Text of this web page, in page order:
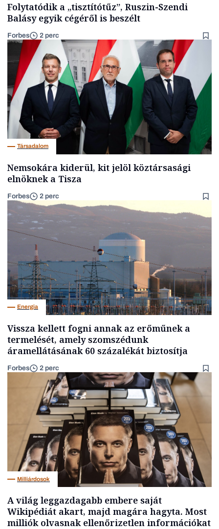
Folytatódik a „tisztítótűz”, Ruszin-Szendi
Balásy egyik cégéről is beszélt
Forbes 2 perc
Társadalom
Nemsokára kiderül, kit jelöl köztársasági
elnöknek a Tisza
Forbes 2 perc
Energia
Vissza kellett fogni annak az erőműnek a
termelését, amely szomszédunk
áramellátásának 60 százalékát biztosítja
Forbes 2 perc
Milliárdosok
A világ leggazdagabb embere saját
Wikipédiát akart, majd magára hagyta. Most
milliók olvasnak ellenőrizetlen információkat